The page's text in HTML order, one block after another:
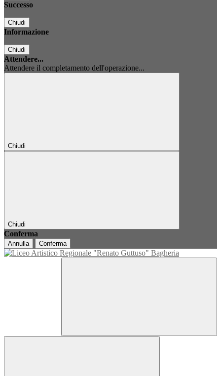
Successo
Chiudi
Informazione
Chiudi
Attendere...
Attendere il completamento dell'operazione...
Chiudi
Chiudi
Conferma
Annulla Conferma